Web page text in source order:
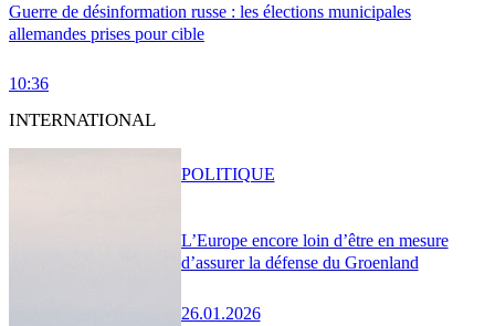
Guerre de désinformation russe : les élections municipales
allemandes prises pour cible
10:36
INTERNATIONAL
L’Europe encore loin d’être en mesure
d’assurer la défense du Groenland
26.01.2026
POLITIQUE